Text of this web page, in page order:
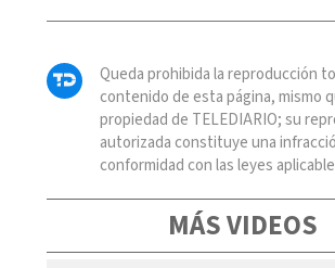
Queda prohibida la reproducción
contenido de esta página, mismo
propiedad de TELEDIARIO; su
autorizada constituye una
conformidad con las leyes
MÁS VIDEOS